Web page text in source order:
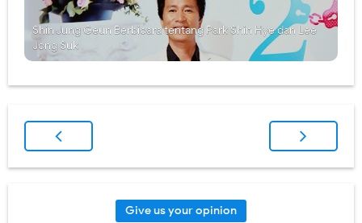
Shin Jung Geun Berbicara tentang Park Shin Hye dan Lee
Jong Suk
Give us your opinion